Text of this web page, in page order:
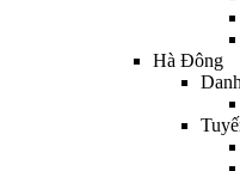
Hà Đông